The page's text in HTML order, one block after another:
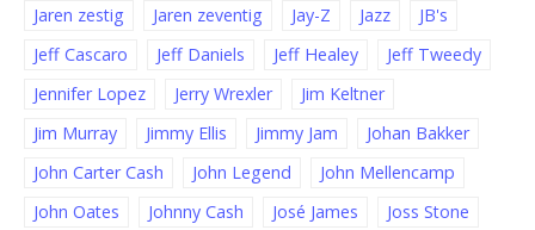
Jaren zestig
Jaren zeventig Jay-Z Jazz
JB's
Jeff Cascaro
Jeff Daniels Jeff Healey
Jeff Tweedy
Jennifer Lopez
Jerry Wrexler
Jim Keltner
Jim Murray
Jimmy Ellis Jimmy Jam
Johan Bakker
John Carter Cash
John Legend
John Mellencamp
John Oates
Johnny Cash José James
Joss Stone